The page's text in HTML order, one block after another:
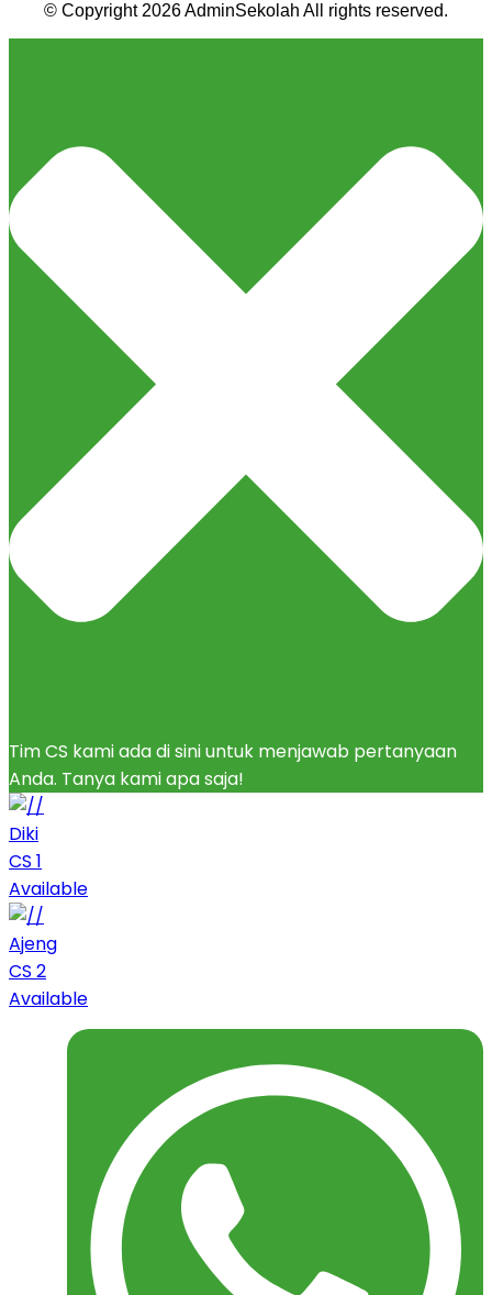
© Copyright 2026 AdminSekolah All rights reserved.
Tim CS kami ada di sini untuk menjawab pertanyaan
Anda. Tanya kami apa saja!
Diki
CS 1
Available
Ajeng
CS 2
Available